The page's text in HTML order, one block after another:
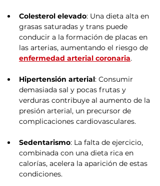
Colesterol elevado: Una dieta alta en
grasas saturadas y trans puede
conducir a la formación de placas en
las arterias, aumentando el riesgo de
enfermedad arterial coronaria.
Hipertensión arterial: Consumir
demasiada sal y pocas frutas y
verduras contribuye al aumento de la
presión arterial, un precursor de
complicaciones cardiovasculares.
Sedentarismo: La falta de ejercicio,
combinada con una dieta rica en
calorías, acelera la aparición de estas
condiciones.